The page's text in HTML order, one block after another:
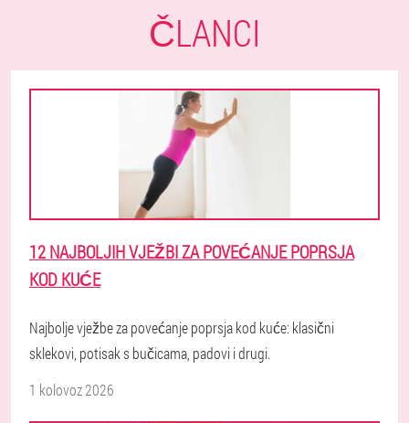
ČLANCI
12 NAJBOLJIH VJEŽBI ZA POVEĆANJE POPRSJA
KOD KUĆE
Najbolje vježbe za povećanje poprsja kod kuće: klasični
sklekovi, potisak s bučicama, padovi i drugi.
1 kolovoz 2026